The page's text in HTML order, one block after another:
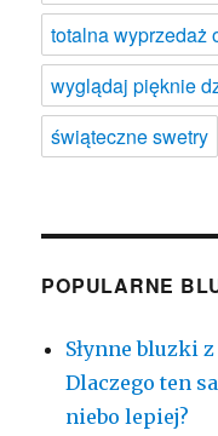
totalna wyprzedaż
wyglądaj pięknie
świąteczne swetry
POPULARNE
Słynne bluzki
Dlaczego ten
niebo lepiej?